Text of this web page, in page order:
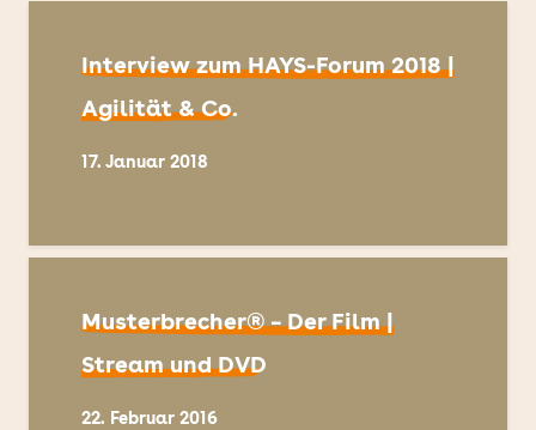
Interview zum HAYS-Forum 2018 |
Agilität & Co.
17. Januar 2018
Musterbrecher® – Der Film |
Stream und DVD
22. Februar 2016